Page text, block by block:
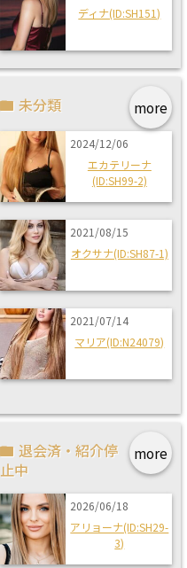
ディナ(ID:SH151)
more
未分類
2024/12/06
エカテリーナ
(ID:SH99-2)
2021/08/15
オクサナ(ID:SH87-1)
2021/07/14
マリア(ID:N24079)
more
退会済・紹介停
止中
2026/06/18
アリョーナ(ID:SH29-
3)